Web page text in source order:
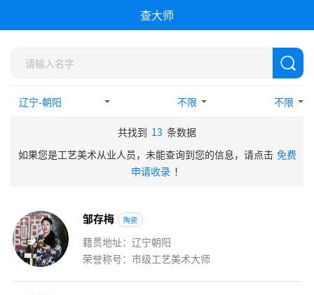
查大师
不限 不限
共找到 13 条数据
如果您是工艺美术从业人员，未能查询到您的信息，请点击 免费
申请收录 ！
邹存梅 陶瓷
籍贯地址：辽宁朝阳
荣誉称号：市级工艺美术大师